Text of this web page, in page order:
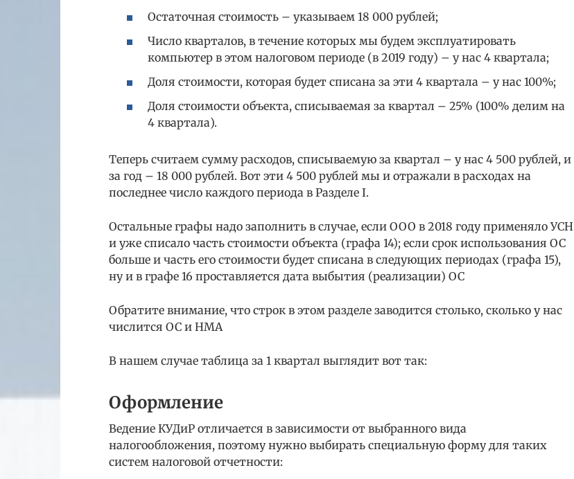
Остаточная стоимость – указываем 18 000 рублей;
Число кварталов, в течение которых мы будем эксплуатировать
компьютер в этом налоговом периоде (в 2019 году) – у нас 4 квартала;
Доля стоимости, которая будет списана за эти 4 квартала – у нас 100%;
Доля стоимости объекта, списываемая за квартал – 25% (100% делим на
4 квартала).
Теперь считаем сумму расходов, списываемую за квартал – у нас 4 500 рублей, и
за год – 18 000 рублей. Вот эти 4 500 рублей мы и отражали в расходах на
последнее число каждого периода в Разделе I.
Остальные графы надо заполнить в случае, если ООО в 2018 году применяло УСН
и уже списало часть стоимости объекта (графа 14); если срок использования ОС
больше и часть его стоимости будет списана в следующих периодах (графа 15),
ну и в графе 16 проставляется дата выбытия (реализации) ОС
Обратите внимание, что строк в этом разделе заводится столько, сколько у нас
числится ОС и НМА
В нашем случае таблица за 1 квартал выглядит вот так:
Оформление
Ведение КУДиР отличается в зависимости от выбранного вида
налогообложения, поэтому нужно выбирать специальную форму для таких
систем налоговой отчетности: